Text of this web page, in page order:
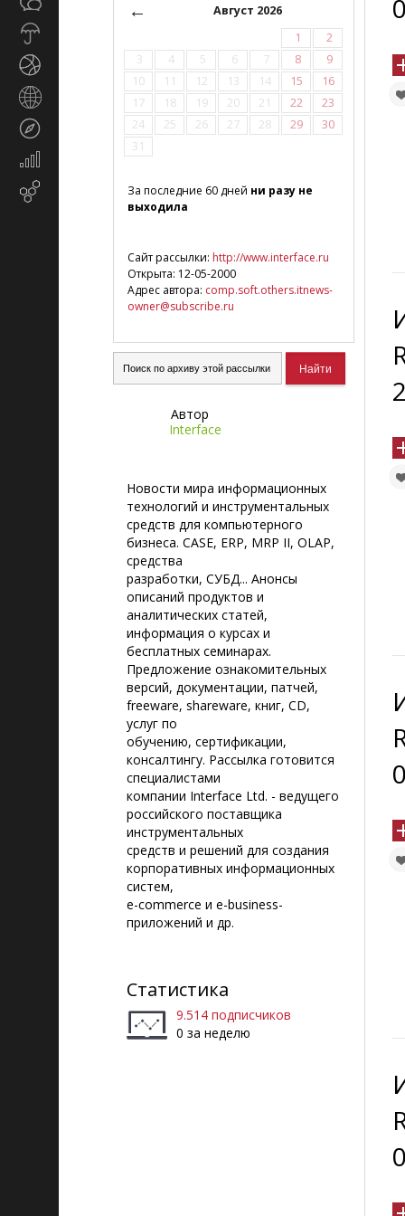
Экономика
маркетинг
←
Август 2026
1
2
3
4 5 6 7 8
9
10
11 12 13 14 15
16
17
18 19 20 21 22
23
24
25 26 27 28 29
30
31
За последние 60 дней ни разу не
выходила
Сайт рассылки: http://www.interface.ru
Открыта: 12-05-2000
Адрес автора: comp.soft.others.itnews-
owner@subscribe.ru
Автор
Interface
Новости мира информационных
технологий и инструментальных
средств для компьютерного
бизнеса. CASE, ERP, MRP II, OLAP,
средства
разработки, СУБД... Анонсы
описаний продуктов и
аналитических статей,
информация о курсах и
бесплатных семинарах.
Предложение ознакомительных
версий, документации, патчей,
freeware, shareware, книг, CD,
услуг по
обучению, сертификации,
консалтингу. Рассылка готовится
специалистами
компании Interface Ltd. - ведущего
российского поставщика
инструментальных
средств и решений для создания
корпоративных информационных
систем,
e-commerce и e-business-
приложений и др.
Статистика
9.514 подписчиков
0 за неделю